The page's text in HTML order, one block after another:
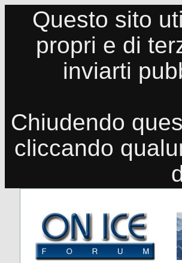
Questo sito
propri e di
inviarti
Chiudendo
cliccando